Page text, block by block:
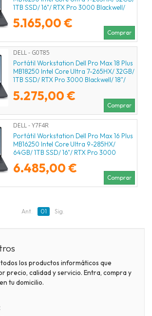
1TB SSD/ 16"/ RTX Pro 3000 Blackwell/
5.165,00 €
Comprar
DELL - G0T85
Portátil Workstation Dell Pro Max 18 Plus
MB18250 Intel Core Ultra 7-265HX/ 32GB/
1TB SSD/ RTX Pro 3000 Blackwell/ 18"/
5.275,00 €
Comprar
DELL - Y7F4R
Portátil Workstation Dell Pro Max 16 Plus
MB16250 Intel Core Ultra 9-285HX/
64GB/ 1TB SSD/ 16"/ RTX Pro 3000
6.485,00 €
Comprar
Ant. 01 Sig.
los productos informáticos que
precio, calidad y servicio. Entra, compra y
tu domicilio.